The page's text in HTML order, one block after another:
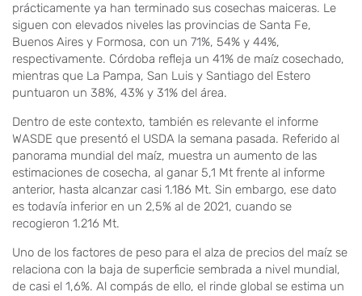
prácticamente ya han terminado sus cosechas maiceras. Le
siguen con elevados niveles las provincias de Santa Fe,
Buenos Aires y Formosa, con un 71%, 54% y 44%,
respectivamente. Córdoba refleja un 41% de maíz cosechado,
mientras que La Pampa, San Luis y Santiago del Estero
puntuaron un 38%, 43% y 31% del área.
Dentro de este contexto, también es relevante el informe
WASDE que presentó el USDA la semana pasada. Referido al
panorama mundial del maíz, muestra un aumento de las
estimaciones de cosecha, al ganar 5,1 Mt frente al informe
anterior, hasta alcanzar casi 1.186 Mt. Sin embargo, ese dato
es todavía inferior en un 2,5% al de 2021, cuando se
recogieron 1.216 Mt.
Uno de los factores de peso para el alza de precios del maíz se
relaciona con la baja de superficie sembrada a nivel mundial,
de casi el 1,6%. Al compás de ello, el rinde global se estima un